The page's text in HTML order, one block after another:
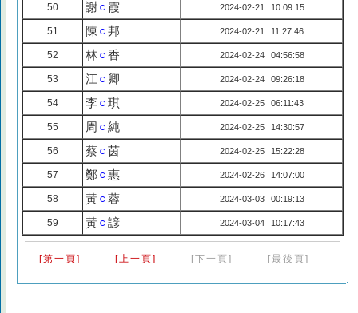
50 謝○ 霞 2024-02-21 10:09:15
51 陳 ○邦 2024-02-21 11:27:46
52 林○香 2024-02-24 04:56:58
53 江 ○ 卿 2024-02-24 09:26:18
54 李○琪 2024-02-25 06:11:43
55 周 ○純 2024-02-25 14:30:57
56 蔡○茵 2024-02-25 15:22:28
57 鄭○惠 2024-02-26 14:07:00
58 黃○蓉 2024-03-03 00:19:13
59 黃○諺 2024-03-04 10:17:43
[第一頁] [上一頁] [下一頁] [最後頁]